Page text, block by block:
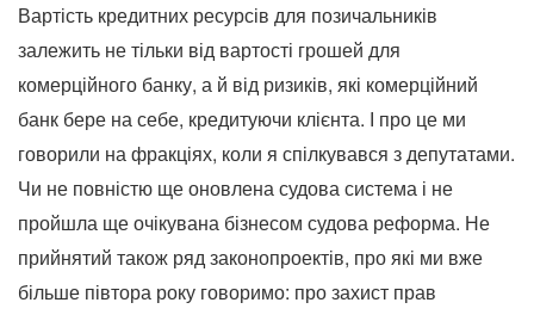
Вартість кредитних ресурсів для позичальників
залежить не тільки від вартості грошей для
комерційного банку, а й від ризиків, які комерційний
банк бере на себе, кредитуючи клієнта. І про це ми
говорили на фракціях, коли я спілкувався з депутатами.
Чи не повністю ще оновлена ​​судова система і не
пройшла ще очікувана бізнесом судова реформа. Не
прийнятий також ряд законопроектів, про які ми вже
більше півтора року говоримо: про захист прав